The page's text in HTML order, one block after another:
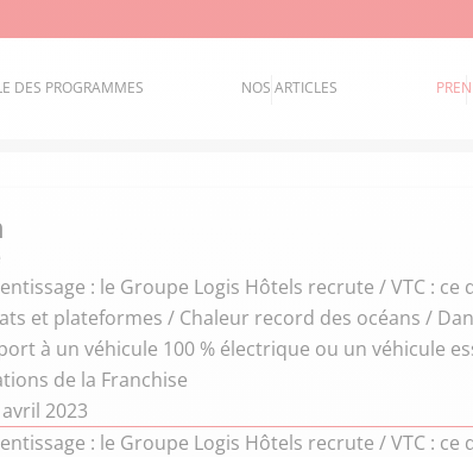
DES PROGRAMMES NOS ARTICLES
: le Groupe Logis Hôtels recrute / VTC :
et plateformes / Chaleur record des océans /
à un véhicule 100 % électrique ou un véhicule
de la Franchise
2023
: le Groupe Logis Hôtels recrute / VTC :